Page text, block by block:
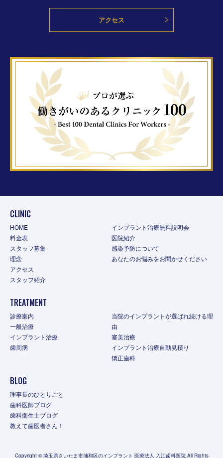
アクセス
CLINIC
HOME
料金表
スタッフ募集
理念
アクセス
スタッフ紹介
インプラント治療無料説明会
医院紹介
感染予防について
あなたのお悩みをお聞かせください
TREATMENT
診療案内
一般治療
インプラント治療
歯周病
当院のインプラントが選ばれ続ける理
由
審美治療
インプラント治療自動見積り
矯正歯科
BLOG
理事長のひとりごと
歯科医師ブログ
歯科衛生士ブログ
教えて歯医者さん！
Copyright © 埼玉県さいたま市浦和区のインプラント 医療法人 入江歯科医院 All Rights